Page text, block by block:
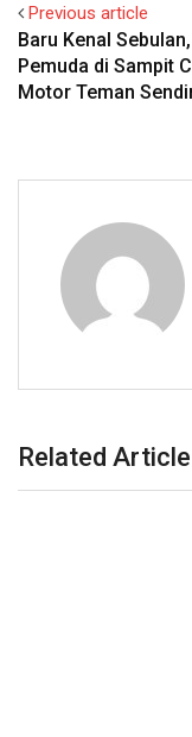
Previous article
Baru Kenal Sebulan,
Pemuda di Sampit
Motor Teman
Related